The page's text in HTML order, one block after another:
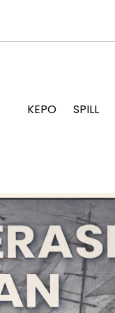
KEPO SPILL